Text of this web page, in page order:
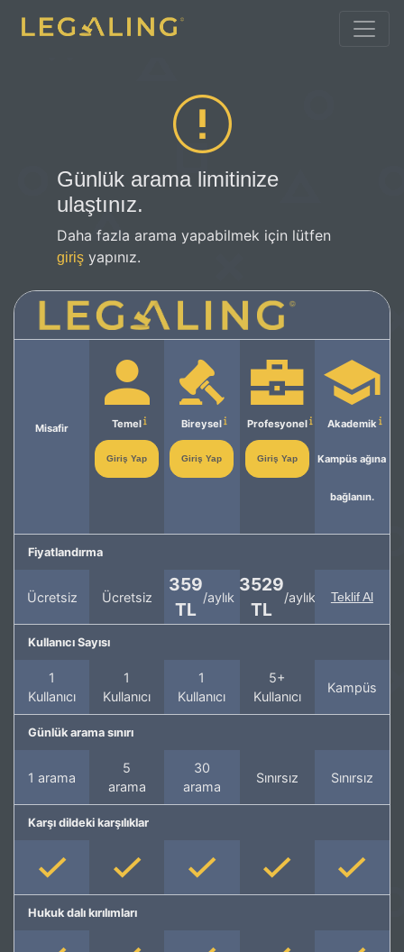
Günlük arama limitinize
ulaştınız.
Daha fazla arama yapabilmek için lütfen
giriş yapınız.
Misafir Temel
Giriş Yap
Bireysel
Giriş Yap
Profesyonel
Giriş Yap
Akademik
Kampüs ağına
bağlanın.
Fiyatlandırma
Ücretsiz Ücretsiz
359
TL
/aylık
3529
TL
/aylık Teklif Al
Kullanıcı Sayısı
1
Kullanıcı
1
Kullanıcı
1
Kullanıcı
5+
Kullanıcı
Kampüs
Günlük arama sınırı
1 arama
5
arama
30
arama
Sınırsız Sınırsız
Karşı dildeki karşılıklar
Hukuk dalı kırılımları